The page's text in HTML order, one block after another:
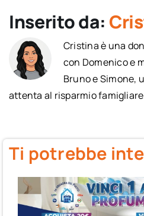
Inserito da:
Cristina è una
con Domenico e
Bruno e Simone,
attenta al risparmio
Ti potrebbe